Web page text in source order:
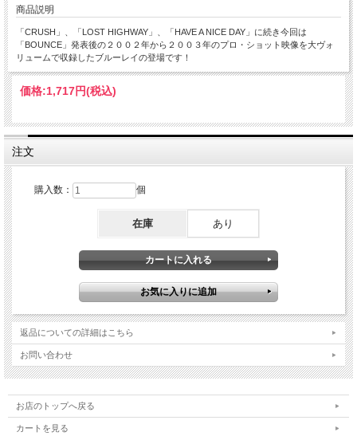
商品説明
「CRUSH」、「LOST HIGHWAY」、「HAVE A NICE DAY」に続き今回は
「BOUNCE」発表後の２００２年から２００３年のプロ・ショット映像を大ヴォ
リュームで収録したブルーレイの登場です！
価格:1,717円(税込)
注文
購入数： 個
在庫 あり
返品についての詳細はこちら
お問い合わせ
お店のトップへ戻る
カートを見る